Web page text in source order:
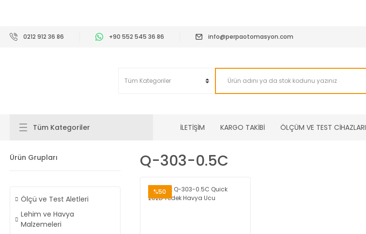
0212 912 36 86 +90 552 545 36 86 info@perpaotomasyon.com
Tüm Kategoriler İLETİŞİM KARGO TAKİBİ ÖLÇÜM VE TEST CİHAZLARI
Ürün Grupları
Ölçü ve Test Aletleri
Lehim ve Havya
Malzemeleri
Q-303-0.5C
%50